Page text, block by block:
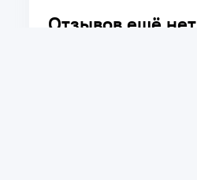
Отзывов ещё нет.